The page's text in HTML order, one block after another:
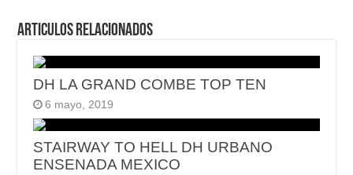
Articulos relacionados
DH LA GRAND COMBE TOP TEN
6 mayo, 2019
STAIRWAY TO HELL DH URBANO
ENSENADA MEXICO